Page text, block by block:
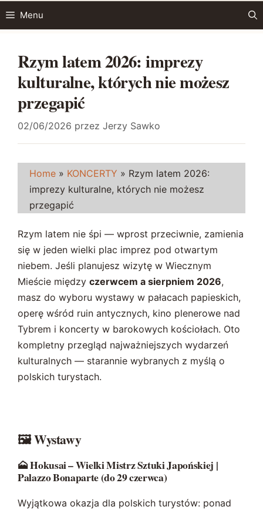
Menu
Rzym latem 2026: imprezy
kulturalne, których nie możesz
przegapić
02/06/2026 przez Jerzy Sawko
Home » KONCERTY » Rzym latem 2026:
imprezy kulturalne, których nie możesz
przegapić
Rzym latem nie śpi — wprost przeciwnie, zamienia
się w jeden wielki plac imprez pod otwartym
niebem. Jeśli planujesz wizytę w Wiecznym
Mieście między czerwcem a sierpniem 2026,
masz do wyboru wystawy w pałacach papieskich,
operę wśród ruin antycznych, kino plenerowe nad
Tybrem i koncerty w barokowych kościołach. Oto
kompletny przegląd najważniejszych wydarzeń
kulturalnych — starannie wybranych z myślą o
polskich turystach.
🖼️ Wystawy
🗻 Hokusai – Wielki Mistrz Sztuki Japońskiej |
Palazzo Bonaparte (do 29 czerwca)
Wyjątkowa okazja dla polskich turystów: ponad